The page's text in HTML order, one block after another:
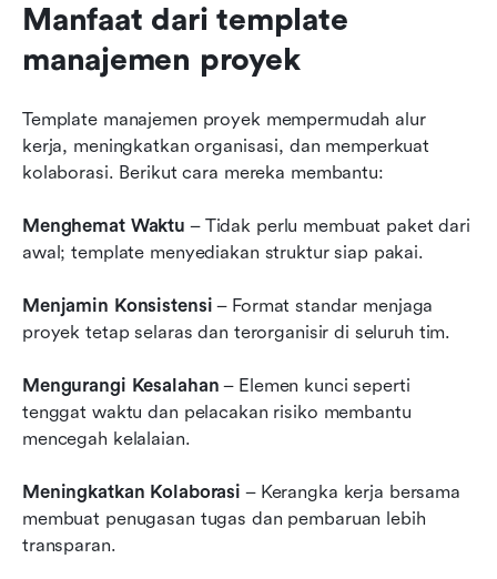
Manfaat dari template
manajemen proyek
Template manajemen proyek mempermudah alur
kerja, meningkatkan organisasi, dan memperkuat
kolaborasi. Berikut cara mereka membantu:
Menghemat Waktu – Tidak perlu membuat paket dari
awal; template menyediakan struktur siap pakai.
Menjamin Konsistensi – Format standar menjaga
proyek tetap selaras dan terorganisir di seluruh tim.
Mengurangi Kesalahan – Elemen kunci seperti
tenggat waktu dan pelacakan risiko membantu
mencegah kelalaian.
Meningkatkan Kolaborasi – Kerangka kerja bersama
membuat penugasan tugas dan pembaruan lebih
transparan.